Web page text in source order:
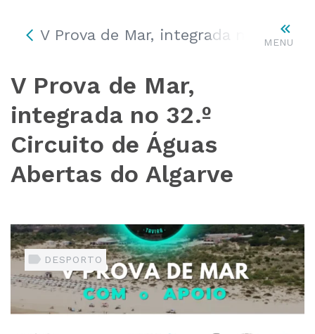
MENU
V Prova de Mar, integrada no 32.º
V Prova de Mar,
integrada no 32.º
Circuito de Águas
Abertas do Algarve
DESPORTO